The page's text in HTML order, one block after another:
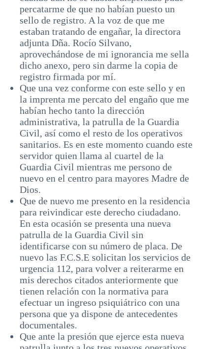
percatarme de que no habían puesto un
sello de registro. A la voz de que me
estaban tratando de engañar, la directora
adjunta Dña. Rocío Silvano,
aprovechándose de mi ignorancia me sella
dicho anexo, pero sin darme la copia de
registro firmada por mí.
Que una vez conforme con este sello y en
la imprenta me percato del engaño que me
habían hecho tanto la dirección
administrativa, la patrulla de la Guardia
Civil, así como el resto de los operativos
sanitarios. Es en este momento cuando este
servidor quien llama al cuartel de la
Guardia Civil mientras me persono de
nuevo en el centro para mayores Madre de
Dios.
Que de nuevo me presento en la residencia
para reivindicar este derecho ciudadano.
En esta ocasión se presenta una nueva
patrulla de la Guardia Civil sin
identificarse con su número de placa. De
nuevo las F.C.S.E solicitan los servicios de
urgencia 112, para volver a reiterarme en
mis derechos citados anteriormente que
tienen relación con la normativa para
efectuar un ingreso psiquiátrico con una
persona que ya dispone de antecedentes
documentales.
Que ante la presión que ejerce esta nueva